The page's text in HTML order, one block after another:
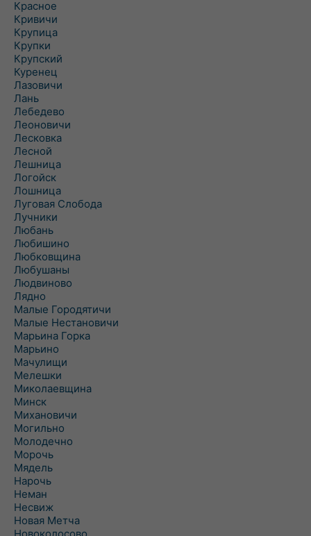
Красное
Кривичи
Крупица
Крупки
Крупский
Куренец
Лазовичи
Лань
Лебедево
Леоновичи
Лесковка
Лесной
Лешница
Логойск
Лошница
Луговая Слобода
Лучники
Любань
Любишино
Любковщина
Любушаны
Людвиново
Лядно
Малые Городятичи
Малые Нестановичи
Марьина Горка
Марьино
Мачулищи
Мелешки
Миколаевщина
Минск
Михановичи
Могильно
Молодечно
Морочь
Мядель
Нарочь
Неман
Несвиж
Новая Метча